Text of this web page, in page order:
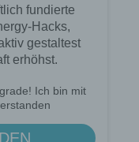
auf
werden
unserer
(2) die Inhalte
für diese